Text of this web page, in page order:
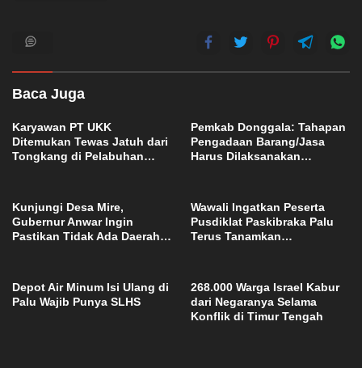
Baca Juga
Karyawan PT UKK
Ditemukan Tewas Jatuh dari
Tongkang di Pelabuhan
Pemkab Donggala: Tahapan
Pengadaan Barang/Jasa
Harus Dilaksanakan
Kunjungi Desa Mire,
Gubernur Anwar Ingin
Pastikan Tidak Ada Daerah
Wawali Ingatkan Peserta
Pusdiklat Paskibraka Palu
Terus Tanamkan
Depot Air Minum Isi Ulang di
Palu Wajib Punya SLHS
268.000 Warga Israel Kabur
dari Negaranya Selama
Konflik di Timur Tengah